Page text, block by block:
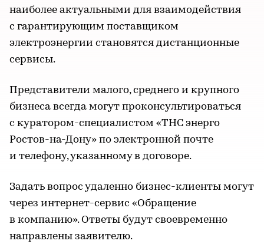
наиболее актуальными для взаимодействия
с гарантирующим поставщиком
электроэнергии становятся дистанционные
сервисы.
Представители малого, среднего и крупного
бизнеса всегда могут проконсультироваться
с куратором-специалистом «ТНС энерго
Ростов-на-Дону» по электронной почте
и телефону, указанному в договоре.
Задать вопрос удаленно бизнес-клиенты могут
через интернет-сервис «Обращение
в компанию». Ответы будут своевременно
направлены заявителю.